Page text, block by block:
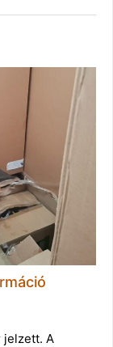
jelzett. A